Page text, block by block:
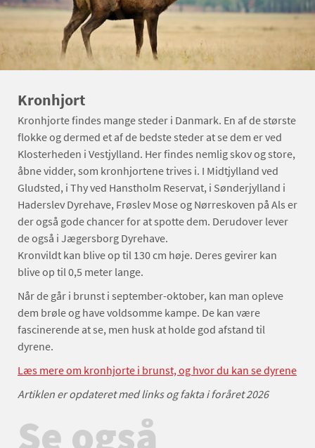
Kronhjort
Kronhjorte findes mange steder i Danmark. En af de største
flokke og dermed et af de bedste steder at se dem er ved
Klosterheden i Vestjylland. Her findes nemlig skov og store,
åbne vidder, som kronhjortene trives i. I Midtjylland ved
Gludsted, i Thy ved Hanstholm Reservat, i Sønderjylland i
Haderslev Dyrehave, Frøslev Mose og Nørreskoven på Als er
der også gode chancer for at spotte dem. Derudover lever
de også i Jægersborg Dyrehave.
Kronvildt kan blive op til 130 cm høje. Deres gevirer kan
blive op til 0,5 meter lange.
Når de går i brunst i september-oktober, kan man opleve
dem brøle og have voldsomme kampe. De kan være
fascinerende at se, men husk at holde god afstand til
dyrene.
Læs mere om kronhjorte i brunst, og hvor du kan se dyrene
Artiklen er opdateret med links og fakta i foråret 2026
Se også